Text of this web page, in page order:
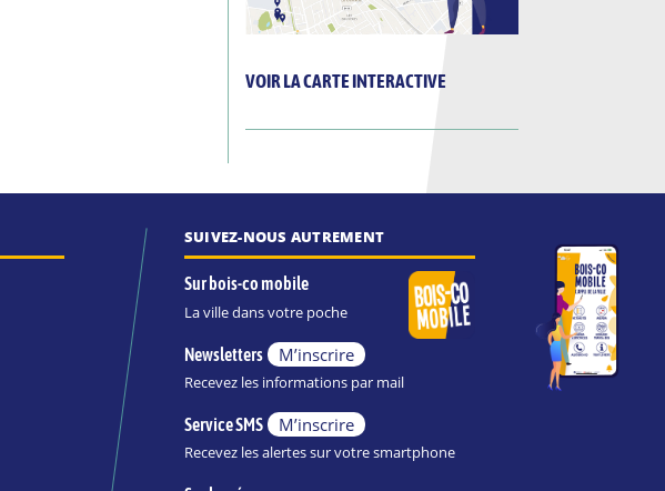
VOIR LA CARTE INTERACTIVE
SUIVEZ-NOUS AUTREMENT
Sur bois-co mobile
La ville dans votre poche
Newsletters M’inscrire
Recevez les informations par mail
Service SMS M’inscrire
Recevez les alertes sur votre smartphone